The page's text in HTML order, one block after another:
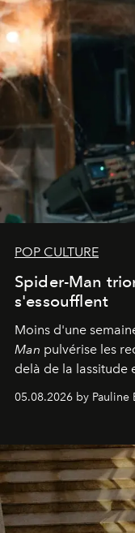
POP CULTURE
Spider-Man
s'essoufflent
Moins d'une
Man pulvérise les
delà de la lassitude
personnages
05.08.2026 by Pauline